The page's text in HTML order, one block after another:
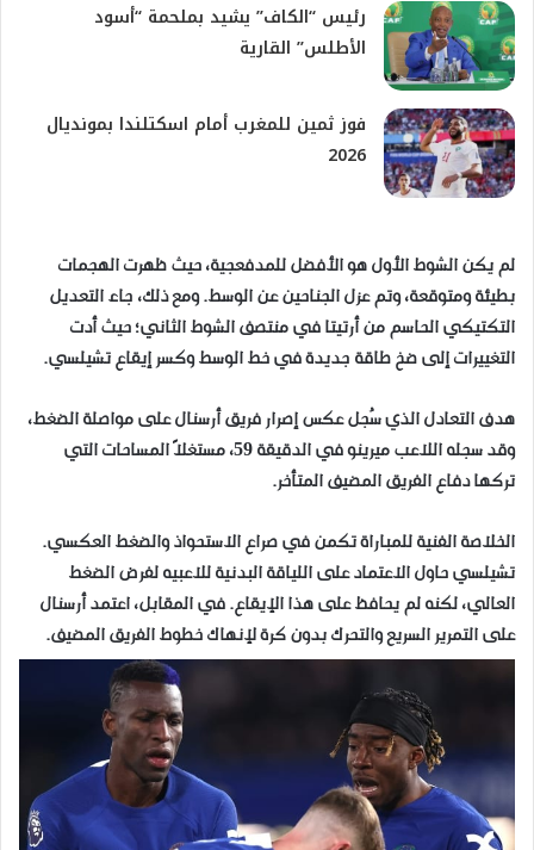
رئيس “الكاف” يشيد بملحمة “أسود
الأطلس” القارية
فوز ثمين للمغرب أمام اسكتلندا بمونديال
2026
لم يكن الشوط الأول هو الأفضل للمدفعجية، حيث ظهرت الهجمات
بطيئة ومتوقعة، وتم عزل الجناحين عن الوسط. ومع ذلك، جاء التعديل
التكتيكي الحاسم من أرتيتا في منتصف الشوط الثاني؛ حيث أدت
التغييرات إلى ضخ طاقة جديدة في خط الوسط وكسر إيقاع تشيلسي.
هدف التعادل الذي سُجل عكس إصرار فريق أرسنال على مواصلة الضغط،
وقد سجله اللاعب ميرينو في الدقيقة 59، مستغلاً المساحات التي
تركها دفاع الفريق المضيف المتأخر.
​الخلاصة الفنية للمباراة تكمن في صراع الاستحواذ والضغط العكسي.
تشيلسي حاول الاعتماد على اللياقة البدنية للاعبيه لفرض الضغط
العالي، لكنه لم يحافظ على هذا الإيقاع. في المقابل، اعتمد أرسنال
على التمرير السريع والتحرك بدون كرة لإنهاك خطوط الفريق المضيف.